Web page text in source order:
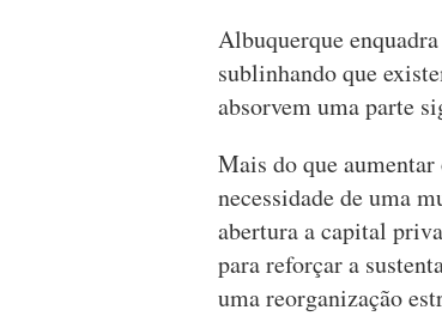
Albuquerque
sublinhando que
absorvem uma parte
Mais do que
necessidade de uma
abertura a capital
para reforçar a
uma reorganização